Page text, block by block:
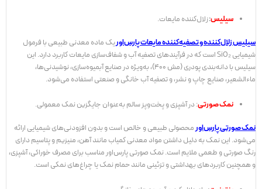
سیلیس:زلال‌کننده مایعات.
سیلیس زلال‌کننده و تصفیه‌کننده مایعات پارس‌اوریک ماده معدنی طبیعی با فرمول
شیمیایی SiO₂ است که در فرآیندهای تصفیه آب و شفاف‌سازی مایعات کاربرد دارد. این
سیلیس با دانه‌بندی پودری (مش 400)، به‌ویژه در صنایع آبمیوه‌سازی، نوشیدنی‌ها،
ماءالشعیر، صنایع چاپ و نشر، و تصفیه آب خانگی و صنعتی استفاده می‌شود.
نمک صورتی: در آشپزی و پخت‌وپز سالم به‌عنوان جایگزین نمک معمولی.
نمک صورتی پارس‌اورمحصولی طبیعی و خالص است و بدون افزودنی‌های شیمیایی ارائه
می‌شود. این نمک به دلیل داشتن مواد معدنی کمیاب مانند آهن، منیزیم و پتاسیم دارای
رنگ صورتی و طعمی ملایم است. نمک صورتی پارس‌اور مناسب برای مصرف خوراکی، آشپزی،
و همچنین کاربردهای بهداشتی و تزئینی مانند حمام نمک یا چراغ‌های نمکی است.